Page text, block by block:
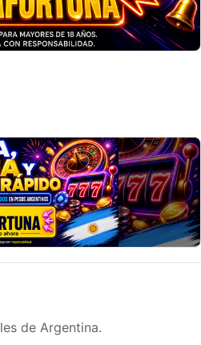
de Argentina.